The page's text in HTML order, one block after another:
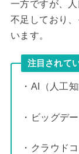
一方ですが、
不足しており
います。
注目されて
・AI（人工知
・ビッグデ
・クラウド